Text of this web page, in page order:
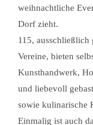
weihnachtliche
Dorf zieht.
115, ausschließlich
Vereine, bieten
Kunsthandwerk,
und liebevoll
sowie kulinarische
Einmalig ist auch